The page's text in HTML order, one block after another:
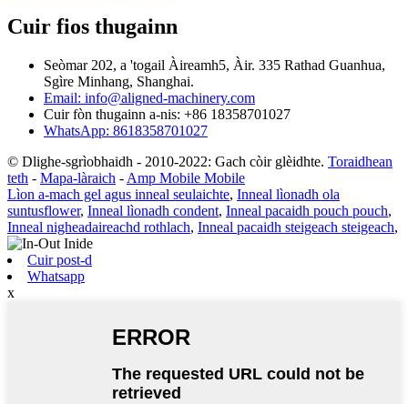
Cuir fios thugainn
Seòmar 202, a 'togail Àireamh5, Àir. 335 Rathad Guanhua,
Sgìre Minhang, Shanghai.
Email: info@aligned-machinery.com
Cuir fòn thugainn a-nis: +86 18358701027
WhatsApp: 8618358701027
© Dlighe-sgrìobhaidh - 2010-2022: Gach còir glèidhte. Toraidhean
teth - Mapa-làraich - Amp Mobile Mobile
Lìon a-mach gel agus inneal seulaichte, Inneal lìonadh ola
suntusflower, Inneal lìonadh condent, Inneal pacaidh pouch pouch,
Inneal nigheadaireachd rothlach, Inneal pacaidh steigeach steigeach,
Cuir post-d
Whatsapp
x